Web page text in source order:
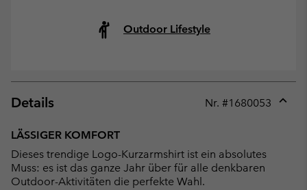
Outdoor Lifestyle
Details Nr. #1680053
LÄSSIGER KOMFORT
Dieses trendige Logo-Kurzarmshirt ist ein absolutes
Muss: es ist das ganze Jahr über für alle denkbaren
Outdoor-Aktivitäten die perfekte Wahl.